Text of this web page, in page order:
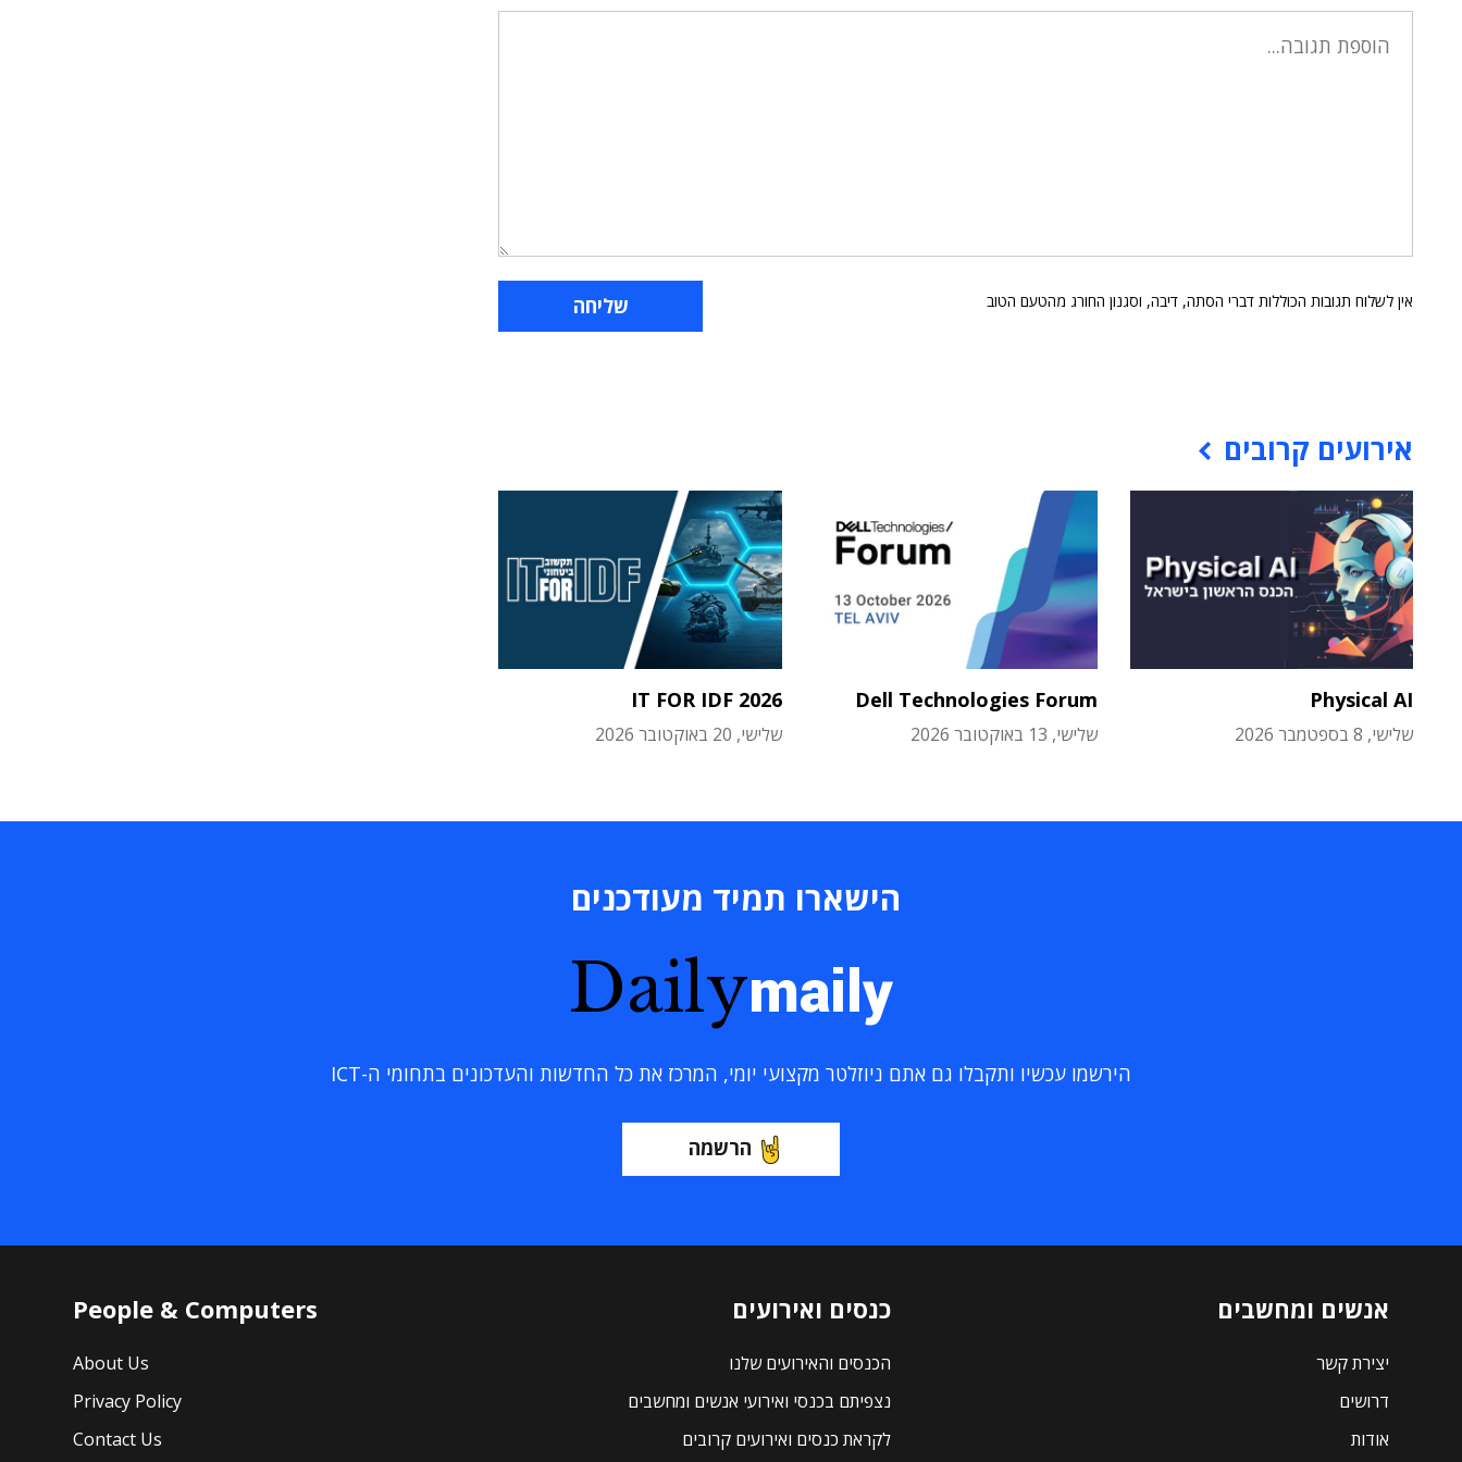
אין לשלוח תגובות הכוללות דברי הסתה, דיבה, וסגנון החורג מהטעם הטוב
אירועים קרובים
Physical AI
שלישי, 8 בספטמבר 2026
Dell Technologies Forum
שלישי, 13 באוקטובר 2026
IT FOR IDF 2026
שלישי, 20 באוקטובר 2026
הישארו תמיד מעודכנים
Dailymaily
הירשמו עכשיו ותקבלו גם אתם ניוזלטר מקצועי יומי, המרכז את כל החדשות והעדכונים בתחומי ה-ICT
הרשמה
אנשים ומחשבים
יצירת קשר
דרושים
אודות
כנסים ואירועים
הכנסים והאירועים שלנו
נצפיתם בכנסי ואירועי אנשים ומחשבים
לקראת כנסים ואירועים קרובים
People & Computers
About Us
Privacy Policy
Contact Us